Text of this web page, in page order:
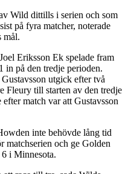
Wild dittills i serien och som
på fyra matcher, noterade
mål.
Eriksson Ek spelade fram
på den tredje perioden.
utgick efter två
Fleury till starten av den tredje
match var att Gustavsson
inte behövde lång tid
matchserien och ge Golden
i Minnesota.